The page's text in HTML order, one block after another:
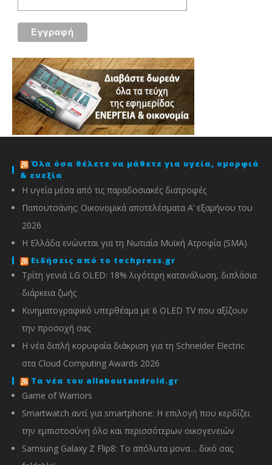
Όλα όσα θέλετε να μάθετε για υγεία, ομορφιά
& ευεξία
Η υγεία μέσα από τις παραδοσιακές διατροφές
Παπουτσάνης: Οικονομικά αποτελέσματα Α’ εξαμήνου του
2026
Η Ελλάδα ενώνεται για τη Νωτιαία Μυϊκή Ατροφία (SMA)
Ειδήσεις από το techpress.gr
Τρίτη γενιά LG OLED: 18% λιγότερη κατανάλωση, διπλάσια
διάρκεια ζωής
Κινηματογραφικό υπερθέαμα με 6 OLED TV που αξίζουν
την προσοχή σας
Η νέα διπλή κορυφαία διάκριση για τη Schneider Electric
στα Cloud Computing Awards 2026
Τα νέα του allaboutandroid.gr
Game of Warriors
Smartwatch αντί για smartphone: Η επιλογή που κερδίζει
την εμπιστοσύνη όλο και περισσότερων οικογενειών
Samsung Galaxy Z Flip8: Το απόλυτα μονα… δικό σας